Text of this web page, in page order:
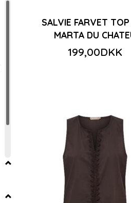
SALVIE FARVET TOP
MARTA DU
199,00DKK